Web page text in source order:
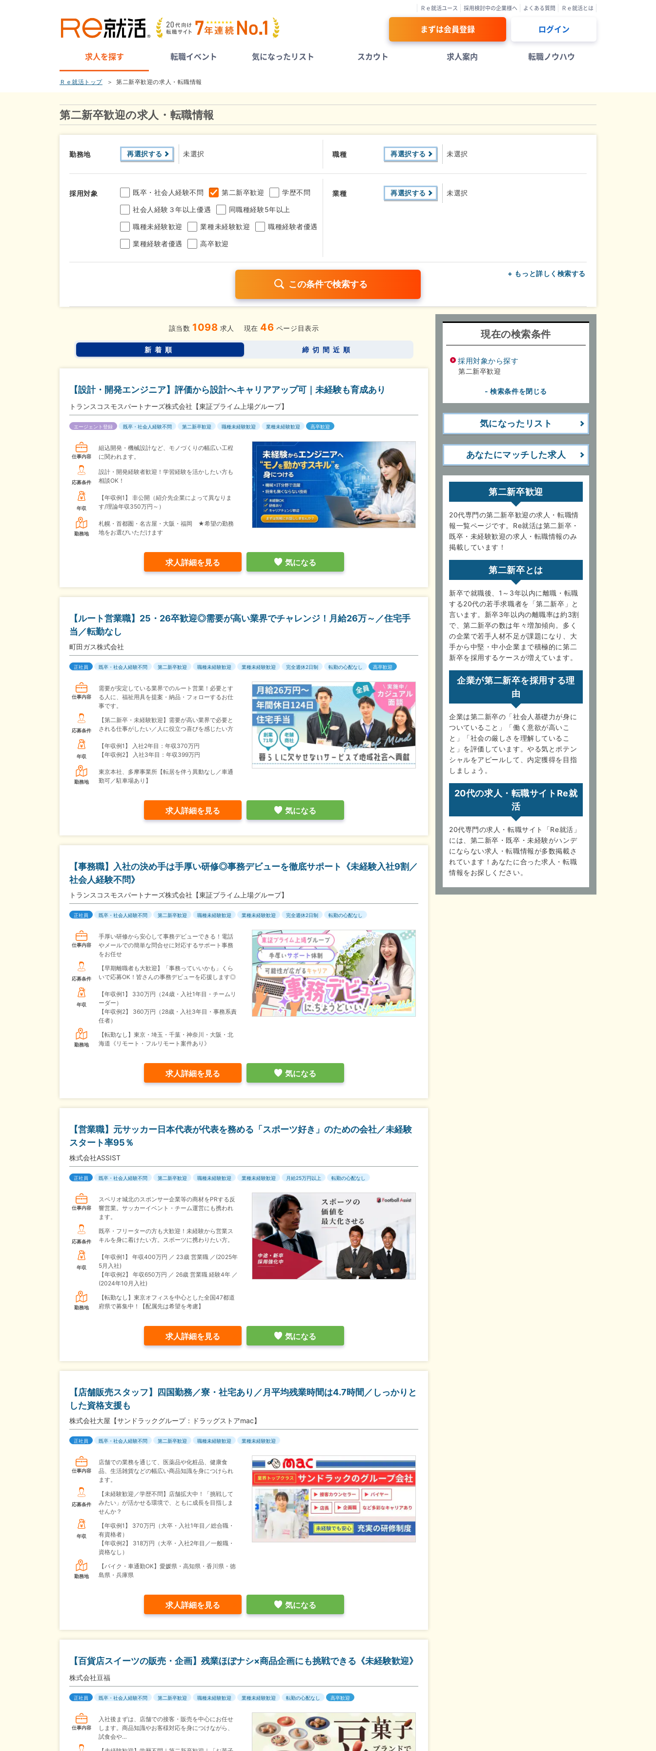
Ｒｅ就活ユース 採用検討中の企業様へ よくある質問 Ｒｅ就活とは
まずは会員登録 ログイン
求人を探す 転職イベント 気になったリスト スカウト 求人案内 転職ノウハウ
Ｒｅ就活トップ 第二新卒歓迎の求人・転職情報
第二新卒歓迎の求人・転職情報
勤務地 再選択する 未選択 職種 再選択する 未選択
採用対象 既卒・社会人経験不問 第二新卒歓迎 学歴不問
社会人経験３年以上優遇 同職種経験5年以上
職種未経験歓迎 業種未経験歓迎 職種経験者優遇
業種経験者優遇 高卒歓迎
業種 再選択する 未選択
完全週休2日制 年間休日120日以上 残業少なめ（1日1時間以内）
土日面接OK 書類選考なし
+ もっと詳しく検索する
該当数 1098 求人 現在 46 ページ目表示
新着順 締切間近順
【設計・開発エンジニア】評価から設計へキャリアアップ可｜未経験も育成あり
トランスコスモスパートナーズ株式会社【東証プライム上場グループ】
エージェント登録 既卒・社会人経験不問 第二新卒歓迎 職種未経験歓迎 業種未経験歓迎 高卒歓迎
仕事内容
組込開発・機械設計など、モノづくりの幅広い工程
に関われます。
応募条件
設計・開発経験者歓迎！学習経験を活かしたい方も
相談OK！
年収
【年収例1】
非公開（紹介先企業によって異なりま
す/理論年収350万円～）
勤務地
札幌・首都圏・名古屋・大阪・福岡 ★希望の勤務
地をお選びいただけます
求人詳細を見る 気になる
【ルート営業職】25・26卒歓迎◎需要が高い業界でチャレンジ！月給26万～／住宅手
当／転勤なし
町田ガス株式会社
正社員 既卒・社会人経験不問 第二新卒歓迎 職種未経験歓迎 業種未経験歓迎 完全週休2日制 転勤の心配なし 高卒歓迎
仕事内容
需要が安定している業界でのルート営業！必要とす
る人に、福祉用具を提案・納品・フォローするお仕
事です。
応募条件
【第二新卒・未経験歓迎】需要が高い業界で必要と
される仕事がしたい／人に役立つ喜びを感じたい方
年収
【年収例1】
入社2年目：年収370万円
【年収例2】
入社3年目：年収399万円
勤務地
東京本社、多摩事業所【転居を伴う異動なし／車通
勤可／駐車場あり】
求人詳細を見る 気になる
【事務職】入社の決め手は手厚い研修◎事務デビューを徹底サポート《未経験入社9割／
社会人経験不問》
トランスコスモスパートナーズ株式会社【東証プライム上場グループ】
正社員 既卒・社会人経験不問 第二新卒歓迎 職種未経験歓迎 業種未経験歓迎 完全週休2日制 転勤の心配なし
仕事内容
手厚い研修から安心して事務デビューできる！電話
やメールでの簡単な問合せに対応するサポート事務
をお任せ
応募条件
【早期離職者も大歓迎】「事務っていいかも」くら
いで応募OK！皆さんの事務デビューを応援します◎
年収
【年収例1】
330万円（24歳・入社1年目・チームリ
ーダー）
【年収例2】
360万円（28歳・入社3年目・事務系責
任者）
勤務地
【転勤なし】東京・埼玉・千葉・神奈川・大阪・北
海道《リモート・フルリモート案件あり》
求人詳細を見る 気になる
【営業職】元サッカー日本代表が代表を務める「スポーツ好き」のための会社／未経験
スタート率95％
株式会社ASSIST
正社員 既卒・社会人経験不問 第二新卒歓迎 職種未経験歓迎 業種未経験歓迎 月給25万円以上 転勤の心配なし
仕事内容
スペリオ城北のスポンサー企業等の商材をPRする反
響営業。サッカーイベント・チーム運営にも携われ
ます。
応募条件
既卒・フリーターの方も大歓迎！未経験から営業ス
キルを身に着けたい方。スポーツに携わりたい方。
年収
【年収例1】
年収400万円 ／ 23歳 営業職 ／(2025年
5月入社)
【年収例2】
年収650万円 ／ 26歳 営業職 経験4年 ／
(2024年10月入社)
勤務地
【転勤なし】東京オフィスを中心とした全国47都道
府県で募集中！【配属先は希望を考慮】
求人詳細を見る 気になる
【店舗販売スタッフ】四国勤務／寮・社宅あり／月平均残業時間は4.7時間／しっかりと
した資格支援も
株式会社大屋【サンドラックグループ：ドラッグストアmac】
正社員 既卒・社会人経験不問 第二新卒歓迎 職種未経験歓迎 業種未経験歓迎
仕事内容
店舗での業務を通じて、医薬品や化粧品、健康食
品、生活雑貨などの幅広い商品知識を身につけられ
ます。
応募条件
【未経験歓迎／学歴不問】店舗拡大中！「挑戦して
みたい」が活かせる環境で、ともに成長を目指しま
せんか？
年収
【年収例1】
370万円（大卒・入社1年目／総合職・
有資格者）
【年収例2】
318万円（大卒・入社2年目／一般職・
資格なし）
勤務地
【バイク・車通勤OK】愛媛県・高知県・香川県・徳
島県・兵庫県
求人詳細を見る 気になる
【百貨店スイーツの販売・企画】残業ほぼナシ×商品企画にも挑戦できる《未経験歓迎》
株式会社豆福
正社員 既卒・社会人経験不問 第二新卒歓迎 職種未経験歓迎 業種未経験歓迎 転勤の心配なし 高卒歓迎
仕事内容
入社後まずは、店舗での接客・販売を中心にお任せ
します。商品知識やお客様対応を身につけながら、
試食会や…
現在の検索条件
採用対象から探す
第二新卒歓迎
- 検索条件を閉じる
気になったリスト
あなたにマッチした求人
第二新卒歓迎
20代専門の第二新卒歓迎の求人・転職情
報一覧ページです。Re就活は第二新卒・
既卒・未経験歓迎の求人・転職情報のみ
掲載しています！
第二新卒とは
新卒で就職後、1～3年以内に離職・転職
する20代の若手求職者を「第二新卒」と
言います。新卒3年以内の離職率は約3割
で、第二新卒の数は年々増加傾向。多く
の企業で若手人材不足が課題になり、大
手から中堅・中小企業まで積極的に第二
新卒を採用するケースが増えています。
企業が第二新卒を採用する理
由
企業は第二新卒の「社会人基礎力が身に
ついていること」「働く意欲が高いこ
と」「社会の厳しさを理解しているこ
と」を評価しています。やる気とポテン
シャルをアピールして、内定獲得を目指
しましょう。
20代の求人・転職サイトRe就
活
20代専門の求人・転職サイト「Re就活」
には、第二新卒・既卒・未経験がハンデ
にならない求人・転職情報が多数掲載さ
れています！あなたに合った求人・転職
情報をお探しください。